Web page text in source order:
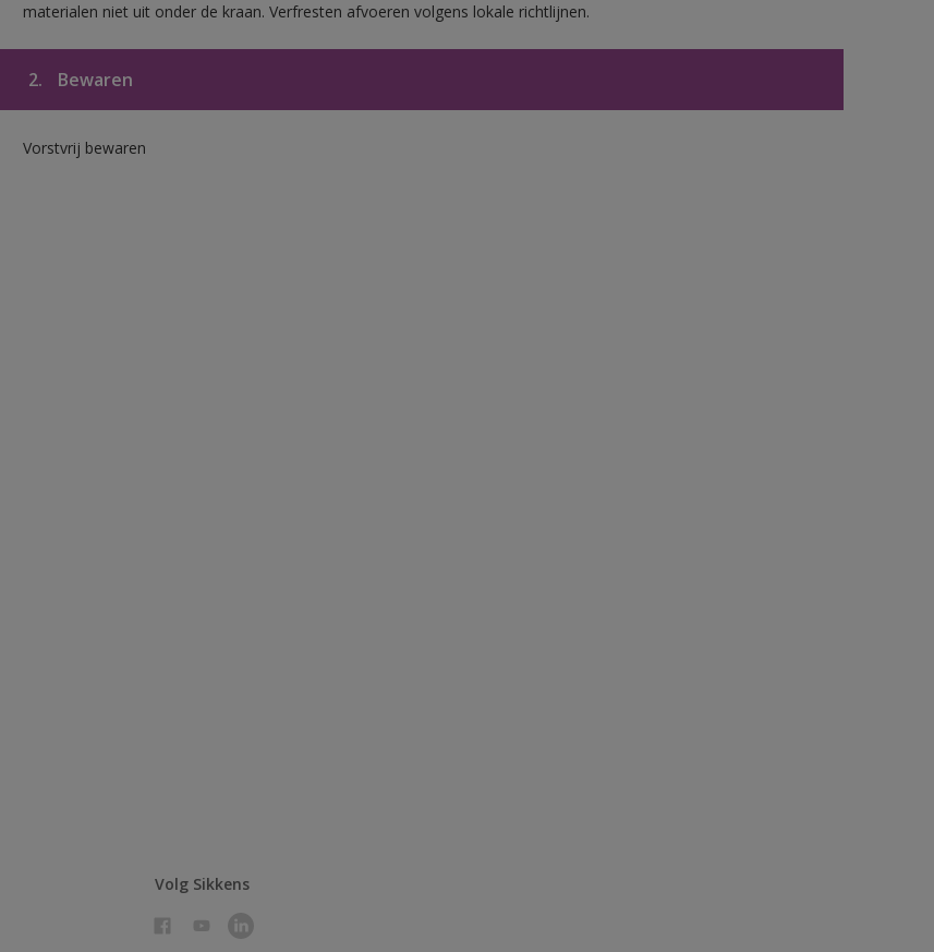
materialen niet uit onder de kraan. Verfresten afvoeren volgens lokale richtlijnen.
2. Bewaren
Vorstvrij bewaren
Volg Sikkens